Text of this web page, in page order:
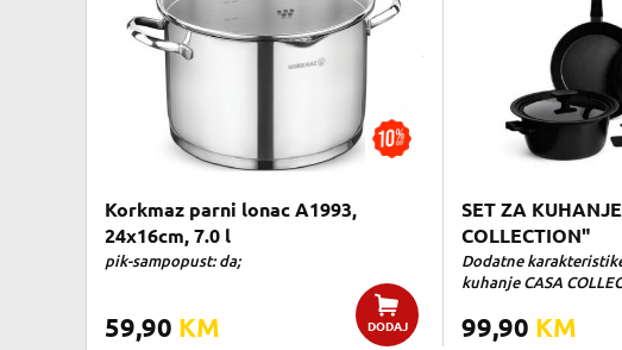
Korkmaz parni lonac A1993,
24x16cm, 7.0 l
pik-sampopust: da;
59,90 KM DODAJ
SET ZA
COLLECTION"
Dodatne
kuhanje CASA
99,90 KM